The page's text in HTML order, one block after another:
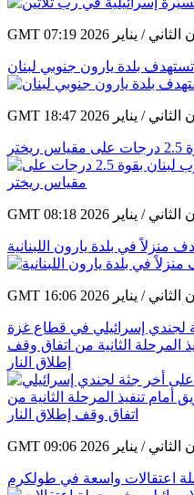
بلدة يارون جنوبي لبنان
منزلاً في بلدة يارون اللبنانية
لجندي إسرائيلي في قطاع غزة
المرحلة الثانية من اتفاق وقف
إطلاق النار
اعتقالات واسعة في طولكرم